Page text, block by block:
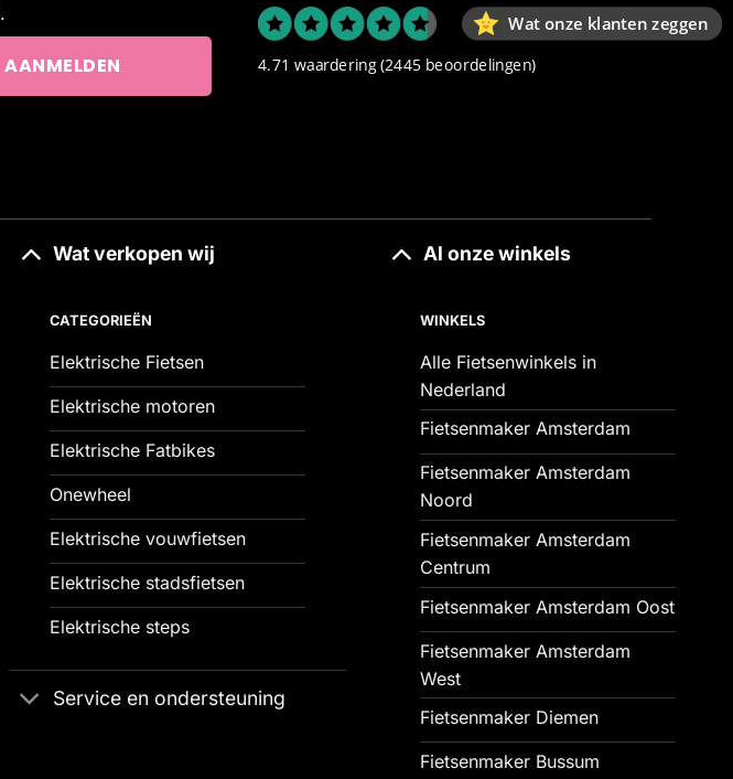
. Wat onze klanten zeggen
4.71 waardering (2445 beoordelingen)
Wat verkopen wij
CATEGORIEËN
Elektrische Fietsen
Elektrische motoren
Elektrische Fatbikes
Onewheel
Elektrische vouwfietsen
Elektrische stadsfietsen
Elektrische steps
Service en ondersteuning
Al onze winkels
WINKELS
Alle Fietsenwinkels in
Nederland
Fietsenmaker Amsterdam
Fietsenmaker Amsterdam
Noord
Fietsenmaker Amsterdam
Centrum
Fietsenmaker Amsterdam Oost
Fietsenmaker Amsterdam
West
Fietsenmaker Diemen
Fietsenmaker Bussum